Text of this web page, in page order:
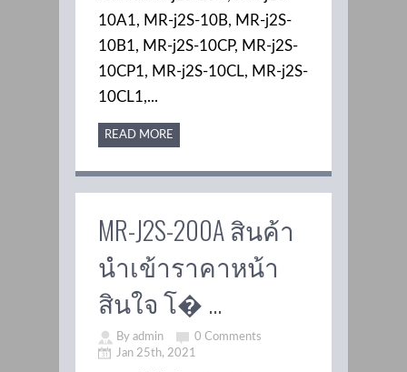
10A1, MR-j2S-10B, MR-j2S-
10B1, MR-j2S-10CP, MR-j2S-
10CP1, MR-j2S-10CL, MR-j2S-
10CL1,...
READ MORE
MR-J2S-200A สินค้า
นำเข้าราคาหน้า
สินใจ โ� ...
By admin
0 Comments
Jan 25th, 2021